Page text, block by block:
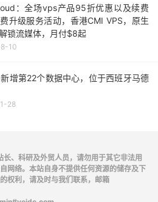
：全场vps产品95折优惠以及续费
升级服务活动，香港CMI VPS，原生
锁流媒体，月付$8起
10
增第22个数据中心，位于西班牙马德
28
长、科研及外贸人员，请勿用于其它非法用
网络。本站自身不提供任何资源的储存及下
权利，请及时与我们联系，邮箱